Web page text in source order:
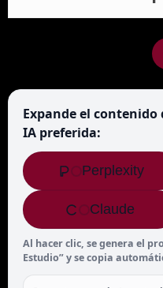
Expande el
IA preferida:
Perplexity
Claude
Al hacer clic, se genera el
Estudio” y se copia